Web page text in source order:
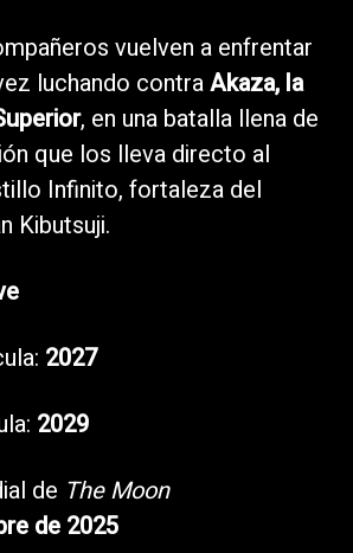
vuelven a enfrentar
luchando contraAkaza, la
, en una batalla llena de
que los lleva directo al
Infinito, fortaleza del
Kibutsuji.
2027
2029
de The Moon
de 2025